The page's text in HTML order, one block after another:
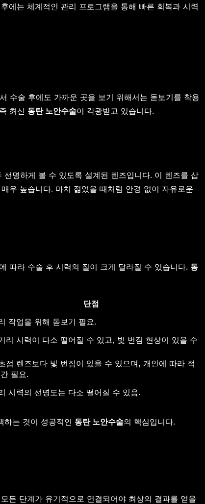
에는 체계적인 관리 프로그램을 통해 빠른 회복과 시력
수술 후에도 가까운 곳을 보기 위해서는 돋보기를 착용
최신 동탄 노안수술이 각광받고 있습니다.
명하게 볼 수 있도록 설계된 렌즈입니다. 이 렌즈를 삽
우 높습니다. 마치 젊었을 때처럼 안경 없이 자유로운
따라 수술 후 시력의 질이 크게 달라질 수 있습니다. 동
단점
작업을 위해 돋보기 필요.
리 시력이 다소 떨어질 수 있고, 빛 번짐 현상이 있을 수
점 렌즈보다 빛 번짐이 있을 수 있으며, 개인에 따라 적
필요.
시력의 선명도는 다소 떨어질 수 있음.
하는 것이 성공적인 동탄 노안수술의 핵심입니다.
든 단계가 유기적으로 연결되어야 최상의 결과를 얻을